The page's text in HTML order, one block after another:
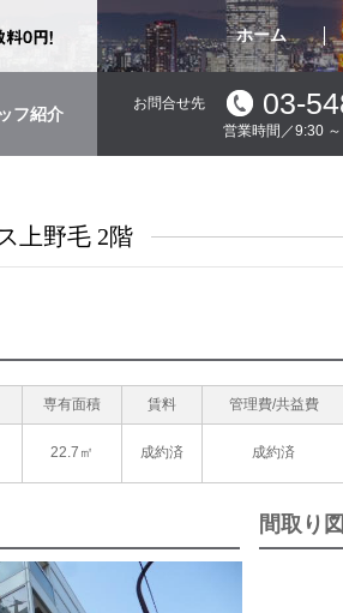
ホーム
フ紹介
お問合せ先 03-
営業時間／9:30
上野毛 2階
専有面積 賃料 管理費/共益費
22.7㎡ 成約済 成約済
間取り図